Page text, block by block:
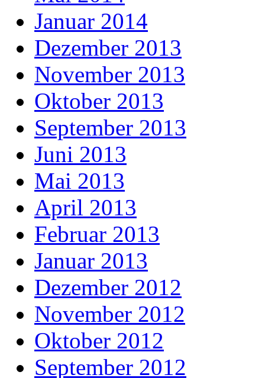
Januar 2014
Dezember 2013
November 2013
Oktober 2013
September 2013
Juni 2013
Mai 2013
April 2013
Februar 2013
Januar 2013
Dezember 2012
November 2012
Oktober 2012
September 2012